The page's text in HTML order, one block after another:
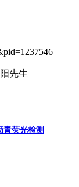
先生
青荧光检测